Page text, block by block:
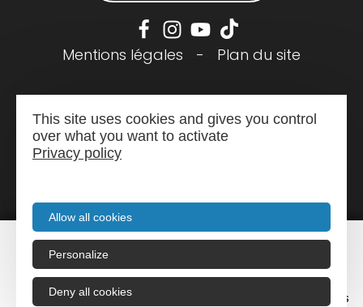
Menu Recherche Infos pratiques
Mentions légales - Plan du site
This site uses cookies and gives you control
over what you want to activate
Privacy policy
Allow all cookies
Personalize
Deny all cookies